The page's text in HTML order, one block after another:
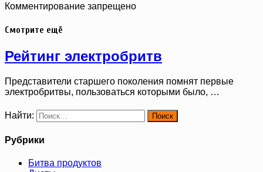
Комментирование запрещено
Смотрите ещё
Рейтинг электробритв
Представители старшего поколения помнят первые
электробритвы, пользоваться которыми было, …
Найти:
Рубрики
Битва продуктов